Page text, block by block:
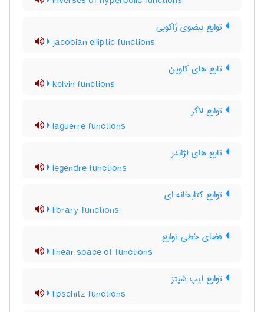
توابع بیضوی ژاکوبی
jacobian elliptic functions
تابع های کلوین
kelvin functions
توابع لاگر
laguerre functions
تابع های لژاندر
legendre functions
توابع کتابخانه ای
library functions
فضای خطی توابع
linear space of functions
توابع لیپ شیتز
lipschitz functions